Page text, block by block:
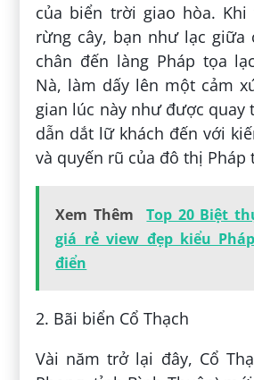
của biển trời giao hòa.
rừng cây, bạn như lạc giữa
chân đến làng Pháp tọa
Nà, làm dấy lên một cảm
gian lúc này như được quay
dẫn dắt lữ khách đến với
và quyến rũ của đô thị Pháp
Xem Thêm
Top 20 Biệt
giá rẻ view đẹp kiểu
điển
2. Bãi biển Cổ Thạch
Vài năm trở lại đây, Cổ